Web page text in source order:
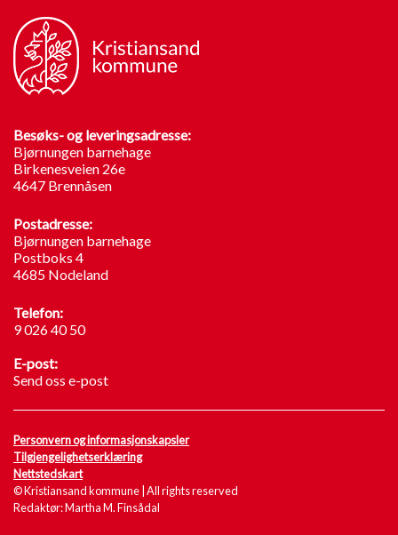
Besøks- og leveringsadresse:
Bjørnungen barnehage
Birkenesveien 26e
4647 Brennåsen
Postadresse:
Bjørnungen barnehage
Postboks 4
4685 Nodeland
Telefon:
9 026 40 50
E-post:
Send oss e-post
Personvern og informasjonskapsler
Tilgjengelighetserklæring
Nettstedskart
© Kristiansand kommune | All rights reserved
Redaktør: Martha M. Finsådal